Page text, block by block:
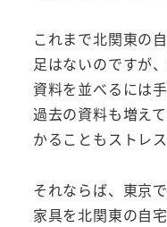
これまで北関東の
足はないのですが
資料を並べるには
過去の資料も増え
かることもストレ
それならば、東京
家具を北関東の自